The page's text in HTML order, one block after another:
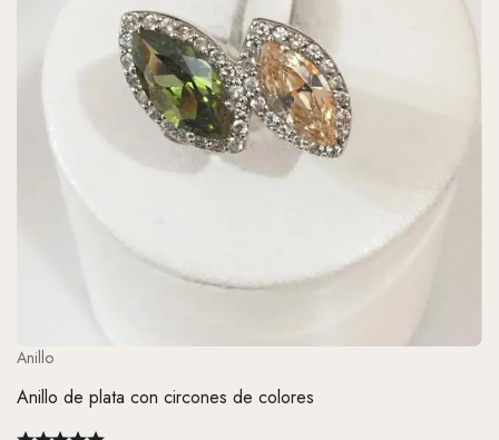
Anillo
Anillo de plata con circones de colores